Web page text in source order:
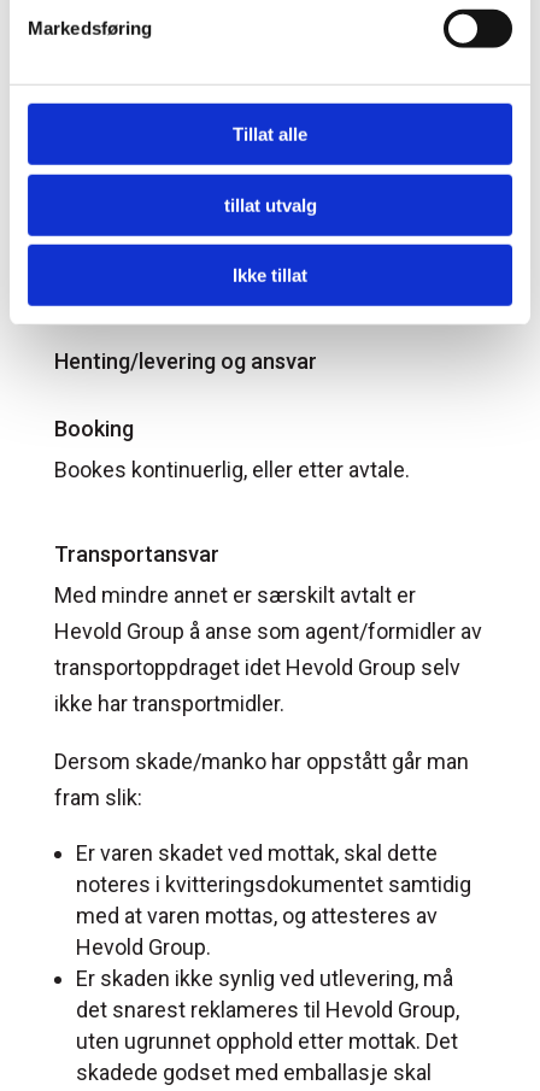
Markedsføring
Tillat alle
tillat utvalg
Ikke tillat
etter hvilken type og mengde farlig gods det
spesialutstyr, behandling av gods og
lignende. Det er derfor av største betydning
at forholdene avklares på forhånd, før
transporten starter. Kontakt salgs eller
booking for mer informasjon.
Henting/levering og ansvar
Booking
Bookes kontinuerlig, eller etter avtale.
Transportansvar
Med mindre annet er særskilt avtalt er
Hevold Group å anse som agent/formidler av
transportoppdraget idet Hevold Group selv
ikke har transportmidler.
Dersom skade/manko har oppstått går man
fram slik:
Er varen skadet ved mottak, skal dette
noteres i kvitteringsdokumentet samtidig
med at varen mottas, og attesteres av
Hevold Group.
Er skaden ikke synlig ved utlevering, må
det snarest reklameres til Hevold Group,
uten ugrunnet opphold etter mottak. Det
skadede godset med emballasje skal